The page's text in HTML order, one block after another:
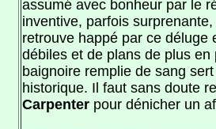
assumé avec bonheur par le
inventive, parfois
retrouve happé par ce déluge
débiles et de plans de plus
baignoire remplie de sang
historique. Il faut sans doute
Carpenter pour dénicher un